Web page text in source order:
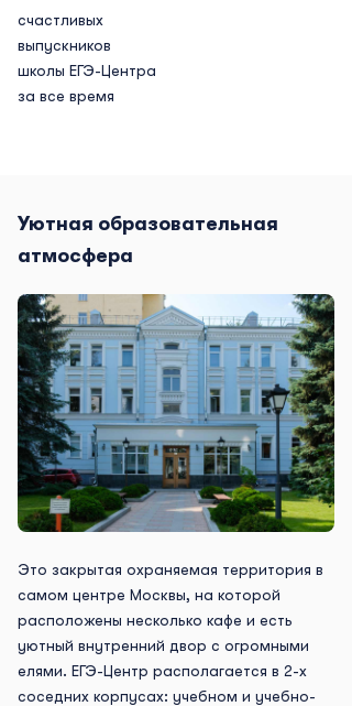
счастливых
выпускников
школы ЕГЭ-Центра
за все время
Уютная образовательная
атмосфера
Это закрытая охраняемая территория в
самом центре Москвы, на которой
расположены несколько кафе и есть
уютный внутренний двор с огромными
елями. ЕГЭ-Центр располагается в 2-х
соседних корпусах: учебном и учебно-